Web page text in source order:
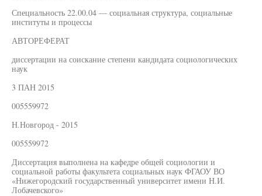
Специальность 22.00.04 — социальная структура, социальные
институты и процессы
АВТОРЕФЕРАТ
диссертации на соискание степени кандидата социологических
наук
3 ПАН 2015
005559972
Н.Новгород - 2015
005559972
Диссертация выполнена на кафедре общей социологии и
социальной работы факультета социальных наук ФГАОУ ВО
«Нижегородский государственный университет имени Н.И.
Лобачевского»